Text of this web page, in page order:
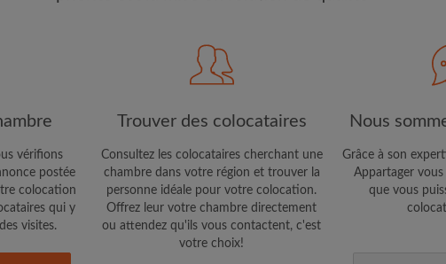
et aux
vous cherchez
et ai pris
Je souhaite recevoir des offres
jour du compte par e-mail
vérifions
postée
colocation
qui y
visites.
Trouver des colocataires
Consultez les colocataires cherchant une
chambre dans votre région et trouver la
personne idéale pour votre colocation.
Offrez leur votre chambre directement
ou attendez qu'ils vous contactent, c'est
votre choix!
Nous
Grâce à son
Appartager
que vous